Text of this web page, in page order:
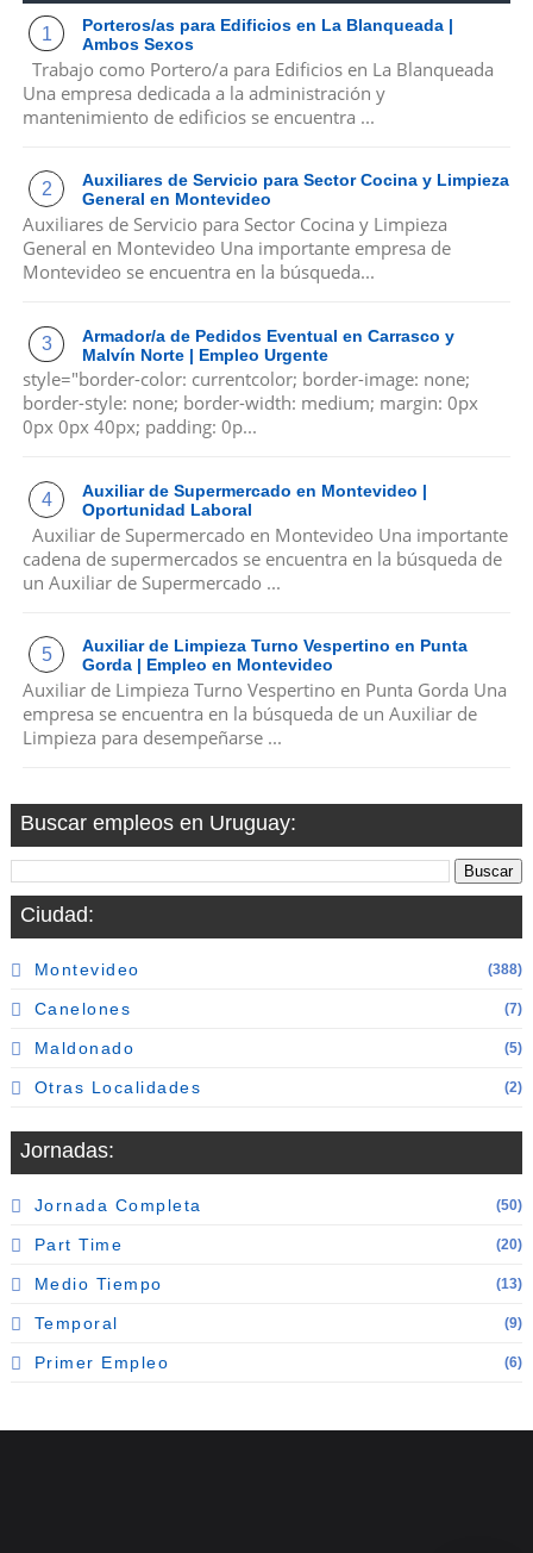
Porteros/as para Edificios en La Blanqueada |
Ambos Sexos
Trabajo como Portero/a para Edificios en La Blanqueada
Una empresa dedicada a la administración y
mantenimiento de edificios se encuentra ...
Auxiliares de Servicio para Sector Cocina y Limpieza
General en Montevideo
Auxiliares de Servicio para Sector Cocina y Limpieza
General en Montevideo Una importante empresa de
Montevideo se encuentra en la búsqueda...
Armador/a de Pedidos Eventual en Carrasco y
Malvín Norte | Empleo Urgente
style="border-color: currentcolor; border-image: none;
border-style: none; border-width: medium; margin: 0px
0px 0px 40px; padding: 0p...
Auxiliar de Supermercado en Montevideo |
Oportunidad Laboral
Auxiliar de Supermercado en Montevideo Una importante
cadena de supermercados se encuentra en la búsqueda de
un Auxiliar de Supermercado ...
Auxiliar de Limpieza Turno Vespertino en Punta
Gorda | Empleo en Montevideo
Auxiliar de Limpieza Turno Vespertino en Punta Gorda Una
empresa se encuentra en la búsqueda de un Auxiliar de
Limpieza para desempeñarse ...
Buscar empleos en Uruguay:
Ciudad:
Montevideo (388)
Canelones (7)
Maldonado (5)
Otras Localidades (2)
Jornadas:
Jornada Completa (50)
Part Time (20)
Medio Tiempo (13)
Temporal (9)
Primer Empleo (6)